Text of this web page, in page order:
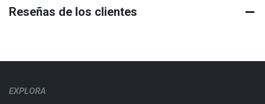
Reseñas de los clientes
EXPLORA